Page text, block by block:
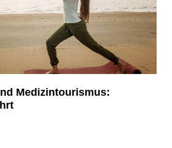
Medizintourismus: